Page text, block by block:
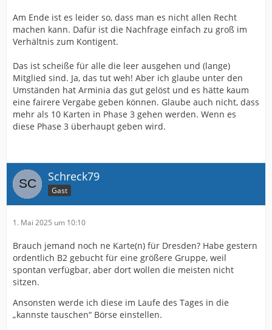
Am Ende ist es leider so, dass man es nicht allen Recht
machen kann. Dafür ist die Nachfrage einfach zu groß im
Verhältnis zum Kontigent.
Das ist scheiße für alle die leer ausgehen und (lange)
Mitglied sind. Ja, das tut weh! Aber ich glaube unter den
Umständen hat Arminia das gut gelöst und es hätte kaum
eine fairere Vergabe geben können. Glaube auch nicht, dass
mehr als 10 Karten in Phase 3 gehen werden. Wenn es
diese Phase 3 überhaupt geben wird.
Schreck79
Gast
1. Mai 2025 um 10:10
Brauch jemand noch ne Karte(n) für Dresden? Habe gestern
ordentlich B2 gebucht für eine größere Gruppe, weil
spontan verfügbar, aber dort wollen die meisten nicht
sitzen.
Ansonsten werde ich diese im Laufe des Tages in die
„kannste tauschen“ Börse einstellen.